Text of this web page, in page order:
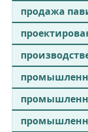
продажа